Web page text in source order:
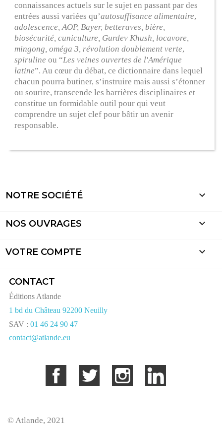
connaissances actuels sur le sujet en passant par des
entrées aussi variées qu’autosuffisance alimentaire,
adolescence, AOP, Bayer, betteraves, bière,
biosécurité, cuniculture, Gurdev Khush, locavore,
mingong, oméga 3, révolution doublement verte,
spiruline ou “Les veines ouvertes de l'Amérique
latine”. Au cœur du débat, ce dictionnaire dans lequel
chacun pourra butiner, s’instruire mais aussi s’étonner
ou sourire, transcende les barrières disciplinaires et
constitue un formidable outil pour qui veut
comprendre un sujet clef pour bâtir un avenir
responsable.
NOTRE SOCIÉTÉ 
NOS OUVRAGES 
VOTRE COMPTE 
CONTACT
Éditions Atlande
1 bd du Château 92200 Neuilly
SAV : 01 46 24 90 47
contact@atlande.eu
Facebook Twitter Instagram
© Atlande, 2021